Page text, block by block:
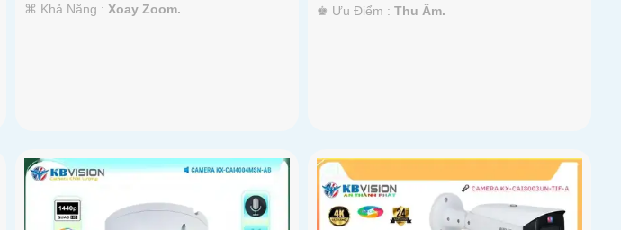
️⌘ Khả Năng : Xoay Zoom.
️♚ Ưu Điểm :Thu Âm.